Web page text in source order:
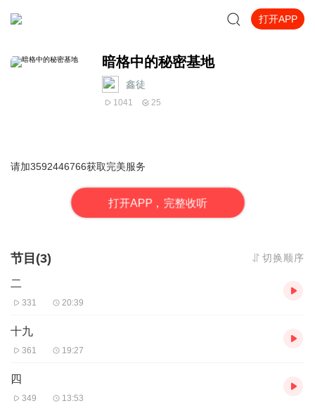
打开APP
暗格中的秘密基地
鑫徒
1041 25
请加3592446766获取完美服务
打开APP，完整收听
节目(3) 切换顺序
二
331 20:39
十九
361 19:27
四
349 13:53